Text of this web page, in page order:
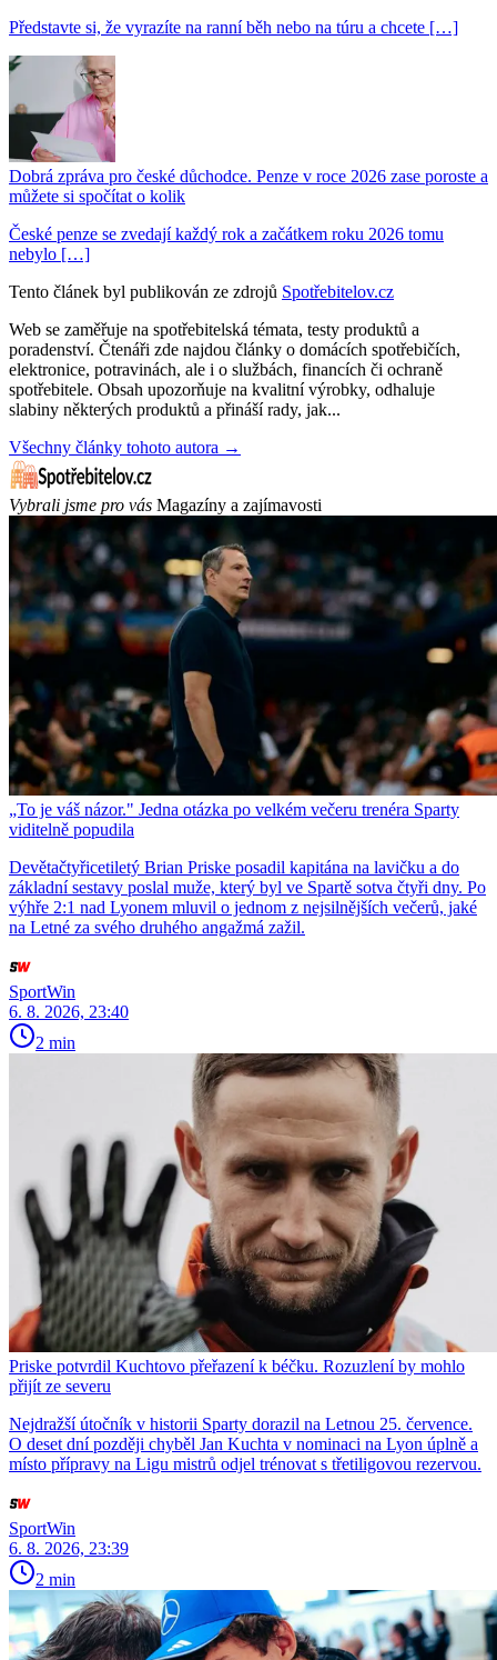
Představte si, že vyrazíte na ranní běh nebo na túru a chcete […]
Dobrá zpráva pro české důchodce. Penze v roce 2026 zase poroste a
můžete si spočítat o kolik
České penze se zvedají každý rok a začátkem roku 2026 tomu
nebylo […]
Tento článek byl publikován ze zdrojů Spotřebitelov.cz
Web se zaměřuje na spotřebitelská témata, testy produktů a
poradenství. Čtenáři zde najdou články o domácích spotřebičích,
elektronice, potravinách, ale i o službách, financích či ochraně
spotřebitele. Obsah upozorňuje na kvalitní výrobky, odhaluje
slabiny některých produktů a přináší rady, jak...
Všechny články tohoto autora →
Vybrali jsme pro vás Magazíny a zajímavosti
„To je váš názor." Jedna otázka po velkém večeru trenéra Sparty
viditelně popudila
Devětačtyřicetiletý Brian Priske posadil kapitána na lavičku a do
základní sestavy poslal muže, který byl ve Spartě sotva čtyři dny. Po
výhře 2:1 nad Lyonem mluvil o jednom z nejsilnějších večerů, jaké
na Letné za svého druhého angažmá zažil.
SportWin
6. 8. 2026, 23:40
2 min
Priske potvrdil Kuchtovo přeřazení k béčku. Rozuzlení by mohlo
přijít ze severu
Nejdražší útočník v historii Sparty dorazil na Letnou 25. července.
O deset dní později chyběl Jan Kuchta v nominaci na Lyon úplně a
místo přípravy na Ligu mistrů odjel trénovat s třetiligovou rezervou.
SportWin
6. 8. 2026, 23:39
2 min